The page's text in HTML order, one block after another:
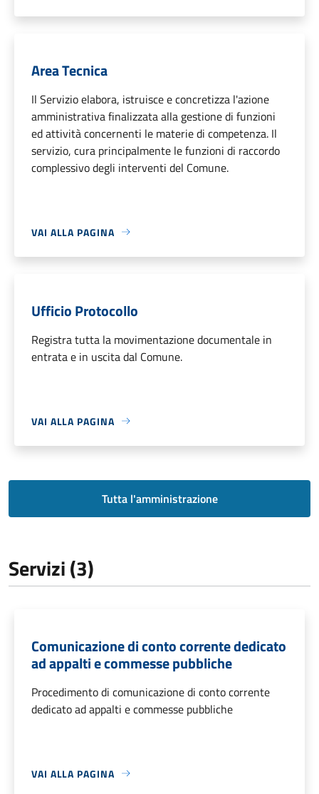
Area Tecnica
Il Servizio elabora, istruisce e concretizza l'azione
amministrativa finalizzata alla gestione di funzioni
ed attività concernenti le materie di competenza. Il
servizio, cura principalmente le funzioni di raccordo
complessivo degli interventi del Comune.
VAI ALLA PAGINA
Ufficio Protocollo
Registra tutta la movimentazione documentale in
entrata e in uscita dal Comune.
VAI ALLA PAGINA
Tutta l'amministrazione
Servizi (3)
Comunicazione di conto corrente dedicato
ad appalti e commesse pubbliche
Procedimento di comunicazione di conto corrente
dedicato ad appalti e commesse pubbliche
VAI ALLA PAGINA